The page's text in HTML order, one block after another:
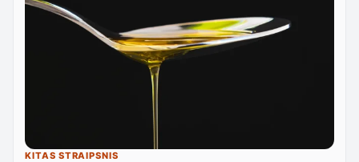
KITAS STRAIPSNIS